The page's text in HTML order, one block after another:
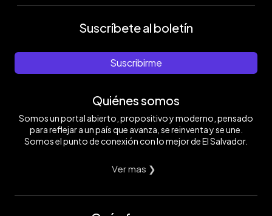
Suscríbete al boletín
Suscribirme
Quiénes somos
Somos un portal abierto, propositivo y moderno, pensado
para reflejar a un país que avanza, se reinventa y se une.
Somos el punto de conexión con lo mejor de El Salvador.
Ver mas ❯